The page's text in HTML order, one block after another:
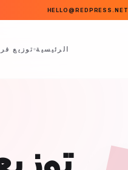
HELLO@REDPRESS.NET
الرئيسية توزيع